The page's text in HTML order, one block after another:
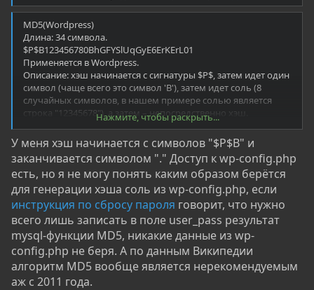
MD5(Wordpress)
Длина: 34 символа.
$P$B123456780BhGFYSlUqGyE6ErKErL01
Применяется в Wordpress.
Описание: хэш начинается с сигнатуры $P$, затем идет один
символ (чаще всего это символ 'B'), затем идет соль (8
случайных символов, в нашем примере солью является
строка "12345678"), а затем – непосредственно хэш.
Алгоритм: фактически это цикл на 8192 вызовов алгоритма
MD5
Нажмите, чтобы раскрыть...
У меня хэш начинается с символов "$P$B" и
заканчивается символом "." Доступ к wp-config.php
есть, но я не могу понять каким образом берётся
для генерации хэша соль из wp-config.php, если
инструкция по сбросу пароля говорит, что нужно
всего лишь записать в поле user_pass результат
mysql-функции MD5, никакие данные из wp-
config.php не беря. А по данным Википедии
алгоритм MD5 вообще является нерекомендуемым
аж с 2011 года.